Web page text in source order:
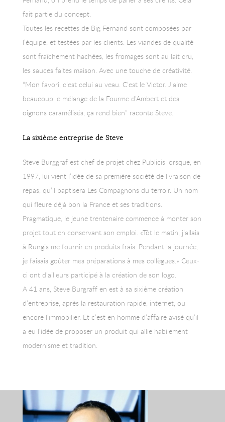
fait partie du concept.
Toutes les recettes de Big Fernand sont composées par
l’équipe, et testées par les clients. Les viandes de qualité
sont fraîchement hachées, les fromages sont au lait cru,
les sauces faites maison. Avec une touche de créativité.
“Mon favori, c’est celui au veau. C’est le Victor. J’aime
beaucoup le mélange de la Fourme d’Ambert et des
oignons caramélisés, ça rend bien” raconte Steve.
La sixième entreprise de Steve
Steve Burggraf est chef de projet chez Publicis lorsque, en
1997, lui vient l’idée de sa première société de livraison de
repas, qu’il baptisera Les Compagnons du terroir. Un nom
qui fleure déjà bon la France et ses traditions.
Pragmatique, le jeune trentenaire commence à monter son
projet tout en conservant son emploi. «Tôt le matin, j’allais
à Rungis me fournir en produits frais. Pendant la journée,
je faisais goûter mes préparations à mes collègues.» Ceux-
ci ont d’ailleurs participé à la création de son logo.
A 41 ans, Steve Burgraff en est à sa sixième création
d’entreprise, après la restauration rapide, internet, ou
encore l’immobilier. Et c’est en homme d’affaire avisé qu’il
a eu l’idée de proposer un produit qui allie habilement
modernisme et tradition.